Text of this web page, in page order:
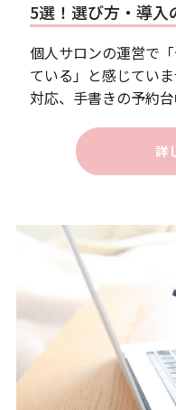
5選！選び方・導入
個人サロンの運営で
ている」と感じてい
対応、手書きの予約
詳